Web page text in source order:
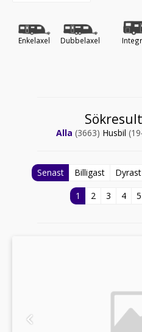
Enkelaxel Dubbelaxel
Alla (3663) Husbil
Senast Billigast Dyrast
1
2 3 4 5